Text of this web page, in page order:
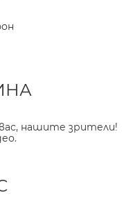
нашите зрители!